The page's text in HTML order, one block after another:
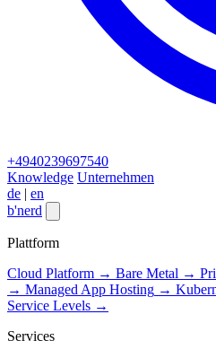
+4940239697540
Knowledge Unternehmen
de | en
b'nerd
Plattform
Cloud Platform → Bare Metal →
→ Managed App Hosting →
Service Levels →
Services